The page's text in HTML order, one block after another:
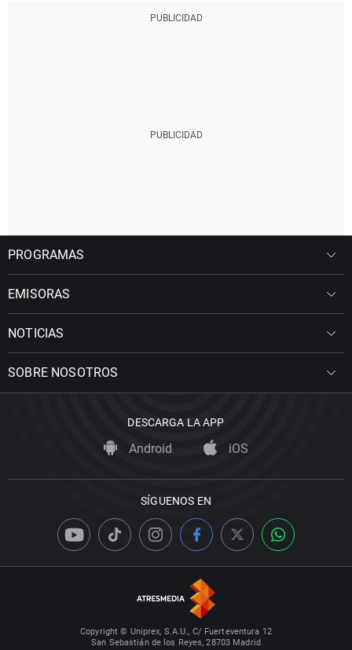
PROGRAMAS
EMISORAS
NOTICIAS
SOBRE NOSOTROS
DESCARGA LA APP
Android iOS
SÍGUENOS EN
Copyright © Uniprex, S.A.U., C/ Fuerteventura 12
San Sebastián de los Reyes, 28703 Madrid